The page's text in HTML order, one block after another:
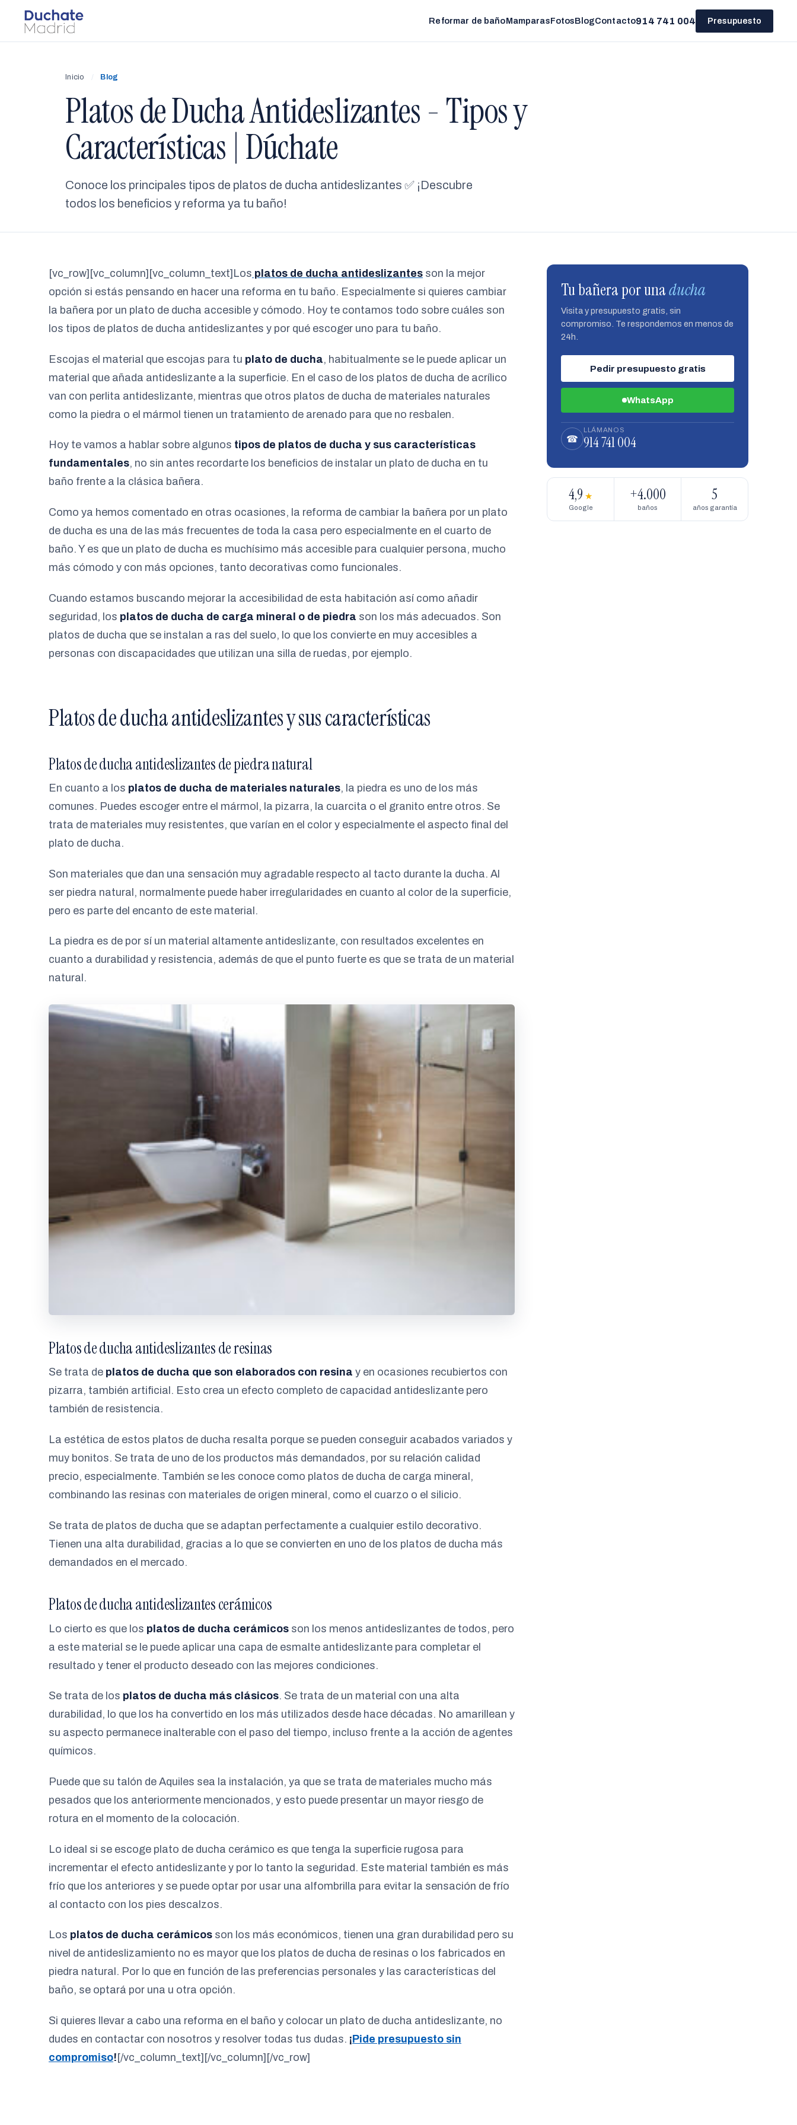
Reformar de bañoMamparasFotosBlogContacto914 741 004 Presupuesto
Inicio / Blog
Platos de Ducha Antideslizantes - Tipos y
Características | Dúchate
Conoce los principales tipos de platos de ducha antideslizantes ✅ ¡Descubre
todos los beneficios y reforma ya tu baño!
[vc_row][vc_column][vc_column_text]Los platos de ducha antideslizantes son la mejor
opción si estás pensando en hacer una reforma en tu baño. Especialmente si quieres cambiar
la bañera por un plato de ducha accesible y cómodo. Hoy te contamos todo sobre cuáles son
los tipos de platos de ducha antideslizantes y por qué escoger uno para tu baño.
Escojas el material que escojas para tu plato de ducha, habitualmente se le puede aplicar un
material que añada antideslizante a la superficie. En el caso de los platos de ducha de acrílico
van con perlita antideslizante, mientras que otros platos de ducha de materiales naturales
como la piedra o el mármol tienen un tratamiento de arenado para que no resbalen.
Hoy te vamos a hablar sobre algunos tipos de platos de ducha y sus características
fundamentales, no sin antes recordarte los beneficios de instalar un plato de ducha en tu
baño frente a la clásica bañera.
Como ya hemos comentado en otras ocasiones, la reforma de cambiar la bañera por un plato
de ducha es una de las más frecuentes de toda la casa pero especialmente en el cuarto de
baño. Y es que un plato de ducha es muchísimo más accesible para cualquier persona, mucho
más cómodo y con más opciones, tanto decorativas como funcionales.
Cuando estamos buscando mejorar la accesibilidad de esta habitación así como añadir
seguridad, los platos de ducha de carga mineral o de piedra son los más adecuados. Son
platos de ducha que se instalan a ras del suelo, lo que los convierte en muy accesibles a
personas con discapacidades que utilizan una silla de ruedas, por ejemplo.
Platos de ducha antideslizantes y sus características
Platos de ducha antideslizantes de piedra natural
En cuanto a los platos de ducha de materiales naturales, la piedra es uno de los más
comunes. Puedes escoger entre el mármol, la pizarra, la cuarcita o el granito entre otros. Se
trata de materiales muy resistentes, que varían en el color y especialmente el aspecto final del
plato de ducha.
Son materiales que dan una sensación muy agradable respecto al tacto durante la ducha. Al
ser piedra natural, normalmente puede haber irregularidades en cuanto al color de la superficie,
pero es parte del encanto de este material.
La piedra es de por sí un material altamente antideslizante, con resultados excelentes en
cuanto a durabilidad y resistencia, además de que el punto fuerte es que se trata de un material
natural.
Platos de ducha antideslizantes de resinas
Se trata de platos de ducha que son elaborados con resina y en ocasiones recubiertos con
pizarra, también artificial. Esto crea un efecto completo de capacidad antideslizante pero
también de resistencia.
La estética de estos platos de ducha resalta porque se pueden conseguir acabados variados y
muy bonitos. Se trata de uno de los productos más demandados, por su relación calidad
precio, especialmente. También se les conoce como platos de ducha de carga mineral,
combinando las resinas con materiales de origen mineral, como el cuarzo o el silicio.
Se trata de platos de ducha que se adaptan perfectamente a cualquier estilo decorativo.
Tienen una alta durabilidad, gracias a lo que se convierten en uno de los platos de ducha más
demandados en el mercado.
Platos de ducha antideslizantes cerámicos
Lo cierto es que los platos de ducha cerámicos son los menos antideslizantes de todos, pero
a este material se le puede aplicar una capa de esmalte antideslizante para completar el
resultado y tener el producto deseado con las mejores condiciones.
Se trata de los platos de ducha más clásicos. Se trata de un material con una alta
durabilidad, lo que los ha convertido en los más utilizados desde hace décadas. No amarillean y
su aspecto permanece inalterable con el paso del tiempo, incluso frente a la acción de agentes
químicos.
Puede que su talón de Aquiles sea la instalación, ya que se trata de materiales mucho más
pesados que los anteriormente mencionados, y esto puede presentar un mayor riesgo de
rotura en el momento de la colocación.
Lo ideal si se escoge plato de ducha cerámico es que tenga la superficie rugosa para
incrementar el efecto antideslizante y por lo tanto la seguridad. Este material también es más
frío que los anteriores y se puede optar por usar una alfombrilla para evitar la sensación de frío
al contacto con los pies descalzos.
Los platos de ducha cerámicos son los más económicos, tienen una gran durabilidad pero su
nivel de antideslizamiento no es mayor que los platos de ducha de resinas o los fabricados en
piedra natural. Por lo que en función de las preferencias personales y las características del
baño, se optará por una u otra opción.
Si quieres llevar a cabo una reforma en el baño y colocar un plato de ducha antideslizante, no
dudes en contactar con nosotros y resolver todas tus dudas. ¡ Pide presupuesto sin
compromiso! [/vc_column_text][/vc_column][/vc_row]
Tu bañera por unaducha
Visita y presupuesto gratis, sin
compromiso. Te respondemos en menos de
24h.
Pedir presupuesto gratis
WhatsApp
☎
LLÁMANOS
914 741 004
4,9 ★
Google
+4.000
baños
5
años garantía